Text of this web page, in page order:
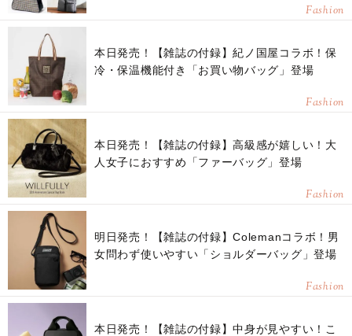
Fashion
本日発売！【雑誌の付録】紀ノ国屋コラボ！保
冷・保温機能付き「お買い物バッグ」登場
Fashion
本日発売！【雑誌の付録】高級感が嬉しい！大
人女子におすすめ「ファーバッグ」登場
Fashion
明日発売！【雑誌の付録】Colemanコラボ！男
女問わず使いやすい「ショルダーバッグ」登場
Fashion
本日発売！【雑誌の付録】中身が見やすい！こ